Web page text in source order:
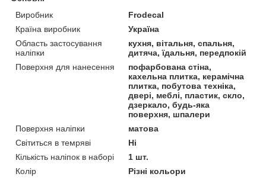
Виробник
Frodecal
Країна виробник
Україна
Область застосування
наліпки
кухня, вітальня, спальня,
дитяча, їдальня, передпокій
Поверхня для нанесення
пофарбована стіна,
кахельна плитка, керамічна
плитка, побутова техніка,
двері, меблі, пластик, скло,
дзеркало, будь-яка
поверхня, шпалери
Поверхня наліпки
матова
Світиться в темряві
Ні
Кількість наліпок в наборі
1 шт.
Колір
Різні кольори